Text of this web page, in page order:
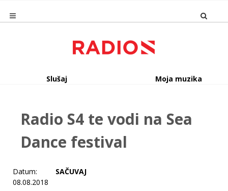
Slušaj Moja muzika
Radio S4 te vodi na Sea
Dance festival
Datum:
08.08.2018
SAČUVAJ